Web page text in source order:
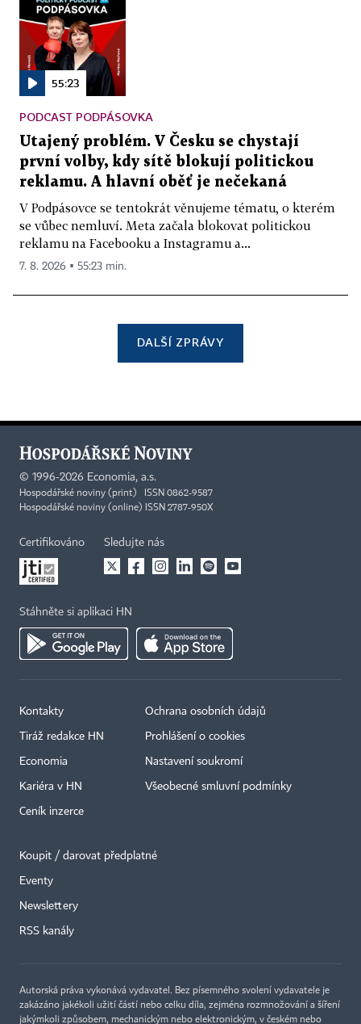
55:23
PODCAST PODPÁSOVKA
Utajený problém. V Česku se chystají
první volby, kdy sítě blokují politickou
reklamu. A hlavní oběť je nečekaná
V Podpásovce se tentokrát věnujeme tématu, o kterém
se vůbec nemluví. Meta začala blokovat politickou
reklamu na Facebooku a Instagramu a...
7. 8. 2026 ▪ 55:23 min.
DALŠÍ ZPRÁVY
© 1996-2026 Economia, a.s.
Hospodářské noviny (print) ISSN 0862-9587
Hospodářské noviny (online) ISSN 2787-950X
Certifikováno Sledujte nás
Stáhněte si aplikaci HN
Kontakty
Tiráž redakce HN
Economia
Kariéra v HN
Ceník inzerce
Ochrana osobních údajů
Prohlášení o cookies
Nastavení soukromí
Všeobecné smluvní podmínky
Koupit / darovat předplatné
Eventy
Newslettery
RSS kanály
Autorská práva vykonává vydavatel. Bez písemného svolení vydavatele je
zakázáno jakékoli užití částí nebo celku díla, zejména rozmnožování a šíření
jakýmkoli způsobem, mechanickým nebo elektronickým, v českém nebo